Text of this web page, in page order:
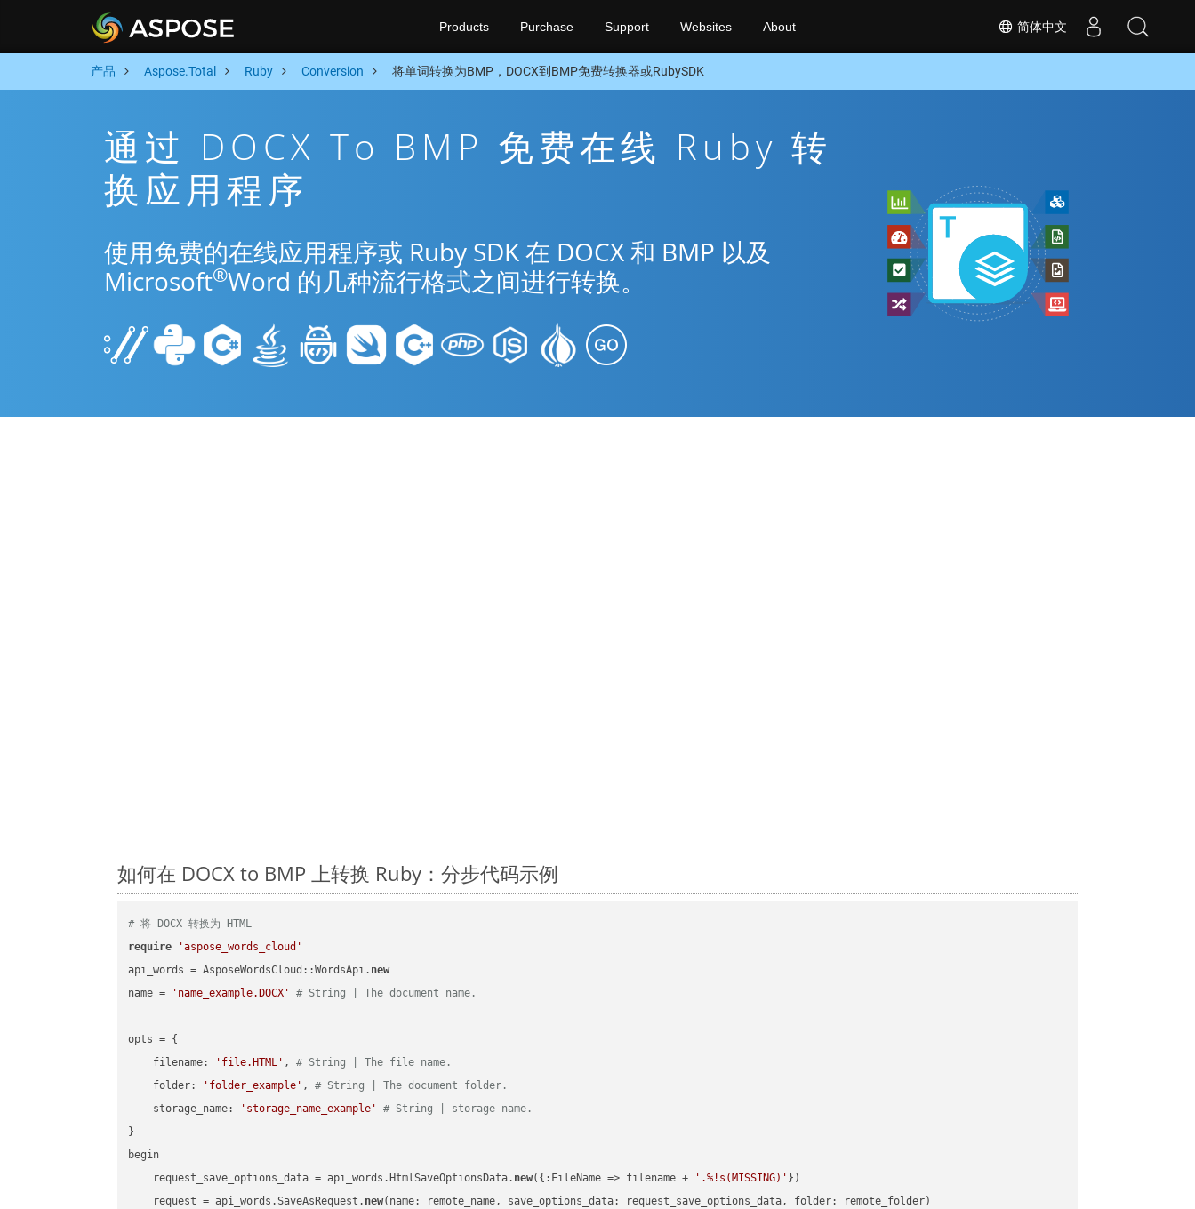
简体中文
Products Purchase Support Websites About
产品 Aspose.Total Ruby Conversion 将单词转换为BMP，DOCX到BMP免费转换器或RubySDK
通过 DOCX To BMP 免费在线 Ruby 转
换应用程序
使用免费的在线应用程序或 Ruby SDK 在 DOCX 和 BMP 以及
Microsoft®Word 的几种流行格式之间进行转换。
如何在 DOCX to BMP 上转换 Ruby：分步代码示例
# 将 DOCX 转换为 HTML
require
'aspose_words_cloud'
api_words = AsposeWordsCloud::WordsApi. new
name =
'name_example.DOCX' # String | The document name.
opts = {
    filename:
'file.HTML' , # String | The file name.
    folder:
'folder_example' , # String | The document folder.
    storage_name:
'storage_name_example'
# String | storage name.
}
begin
    request_save_options_data = api_words.HtmlSaveOptionsData.
new({:FileName => filename + '.%!s(MISSING)' })
    request = api_words.SaveAsRequest.
new(name: remote_name, save_options_data: request_save_options_data, folder: remote_folder)